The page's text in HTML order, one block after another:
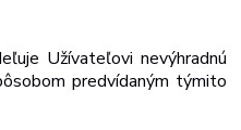
Užívateľovi nevýhradnú
predvídaným týmito